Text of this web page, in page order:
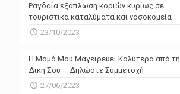
Ραγδαία εξάπλωση κοριών κυρίως σε
τουριστικά καταλύματα και νοσοκομεία
23/10/2023
Η Μαμά Μου Μαγειρεύει Καλύτερα από τη
Δική Σου – Δηλώστε Συμμετοχή
27/06/2023